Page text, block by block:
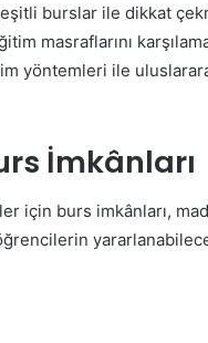
burslar ile dikkat
masraflarını
yöntemleri ile
İmkânları
için burs imkânları,